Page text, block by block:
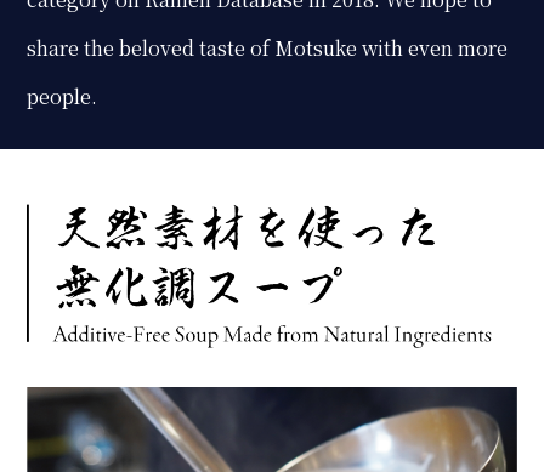
share the beloved taste of Motsuke with even more
people.